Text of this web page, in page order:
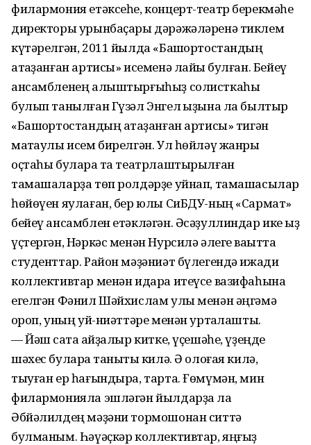
филармония етәксеһе, концерт-театр берекмәһе
директоры урынбаҫары дәрәжәләренә тиклем
күтәрелгән, 2011 йылда «Башҡортостандың
атҡаҙанған артисы» исеменә лайыҡ булған. Бейеү
ансамбленең алыштырғыһыҙ солисткаһы
булып танылған Гүзәл Энгел ҡыҙына ла былтыр
«Башҡортостандың атҡаҙанған артисы» тигән
маҡтаулы исем бирелгән. Ул һөйләү жанры
оҫтаһы булараҡ та театрлаштырылған
тамашаларҙа төп ролдәрҙе уйнап, тамашасылар
һөйөүен яулаған, бер юлы СиБДУ-ның «Сармат»
бейеү ансамблен етәкләгән. Әсәҙуллиндар ике ҡыҙ
үҫтергән, Нәркәс менән Нурсилә әлеге ваҡытта
студенттар. Район мәҙәниәт бүлегендә ижади
коллективтар менән идара итеүсе вазифаһына
егелгән Фәнил Шәйхислам улы менән әңгәмә
ҡороп, уның уй-ниәттәре менән уртаҡлаштыҡ.
— Йәш саҡта ҡайҙалыр китке, үҫешәһе, үҙеңде
шәхес булараҡ танытҡы килә. Ә олоғая килә,
тыуған ер һағындыра, тарта. Ғөмүмән, мин
филармонияла эшләгән йылдарҙа ла
Әбйәлилдең мәҙәни тормошонан ситтә
булманым. Һәүәҫкәр коллективтар, яңғыҙ